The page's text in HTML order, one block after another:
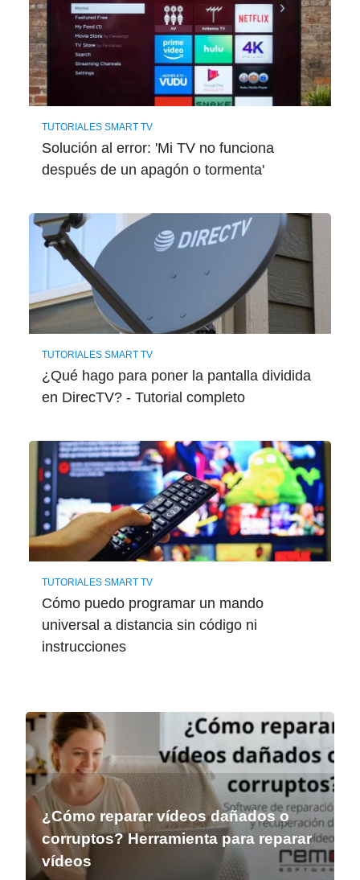
TUTORIALES SMART TV
Solución al error: 'Mi TV no funciona
después de un apagón o tormenta'
TUTORIALES SMART TV
¿Qué hago para poner la pantalla dividida
en DirecTV? - Tutorial completo
TUTORIALES SMART TV
Cómo puedo programar un mando
universal a distancia sin código ni
instrucciones
¿Cómo reparar vídeos dañados o
corruptos? Herramienta para reparar
vídeos